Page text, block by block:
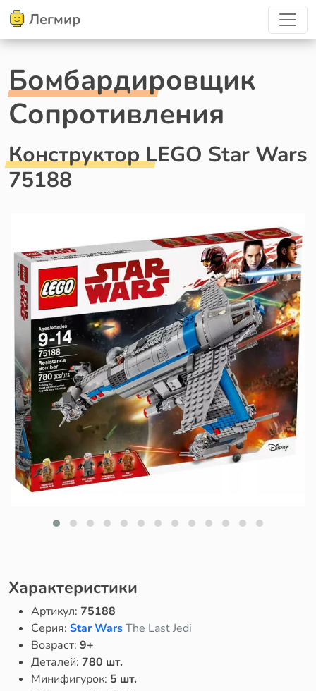
Легмир
Бомбардировщик
Сопротивления
Конструктор LEGO Star Wars
75188
Характеристики
Артикул: 75188
Серия: Star WarsThe Last Jedi
Возраст: 9+
Деталей: 780 шт.
Минифигурок: 5 шт.